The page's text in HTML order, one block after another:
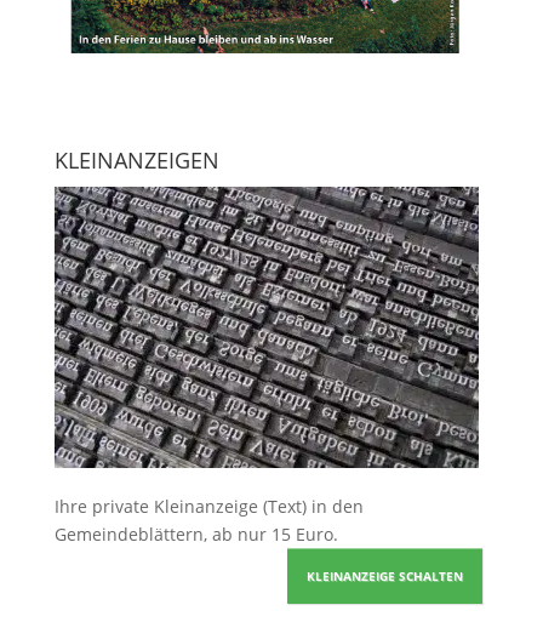
KLEINANZEIGEN
Ihre private Kleinanzeige (Text) in den
Gemeindeblättern, ab nur 15 Euro.
KLEINANZEIGE SCHALTEN